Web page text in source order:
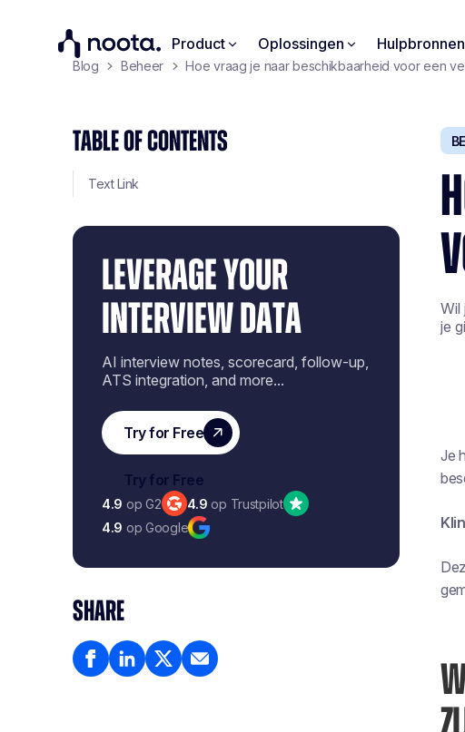
Product Oplossingen Hulpbronnen
Blog Beheer Hoe vraag je naar beschikbaarheid voor een
TABLE OF CONTENTS
Text Link
LEVERAGE YOUR
INTERVIEW DATA
AI interview notes, scorecard, follow-up,
ATS integration, and more...
4.9 op G2 4.9 op Trustpilot
4.9 op Google
SHARE
Wil
je
Je